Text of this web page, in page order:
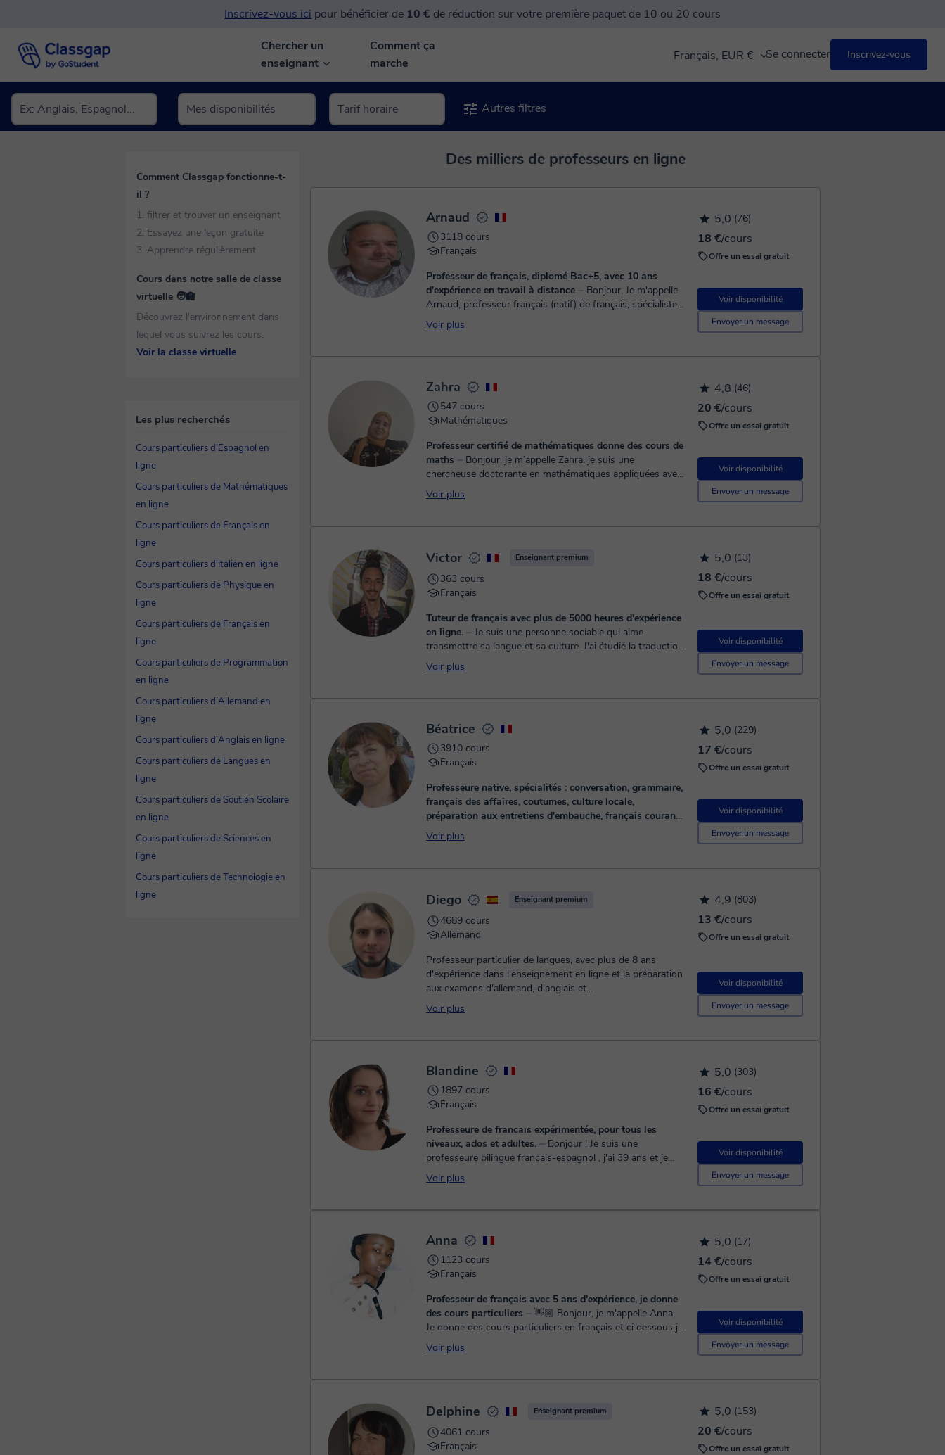
Inscrivez-vous ici pour bénéficier de 10 € de réduction sur votre première paquet de 10 ou 20 cours
Chercher un
enseignant
Comment ça
marche
Français, EUR € Se connecter Inscrivez-vous
Autres filtres
Des milliers de professeurs en ligne
5,0 (76)
18 €/cours
Offre un essai gratuit
Voir disponibilité
Envoyer un message
Arnaud
3118 cours
Français
Professeur de français, diplomé Bac+5, avec 10 ans
d'expérience en travail à distance ⏤ Bonjour, Je m'appelle
Arnaud, professeur français (natif) de français, spécialiste
en préparation aux examens DELF et DALF ainsi qu'aux
concours et e...
Voir plus
4,8 (46)
20 €/cours
Offre un essai gratuit
Voir disponibilité
Envoyer un message
Zahra
547 cours
Mathématiques
Professeur certifié de mathématiques donne des cours de
maths ⏤ Bonjour, je m’appelle Zahra, je suis une
chercheuse doctorante en mathématiques appliquées avec
une vaste expérience. Je vous propose des cours perso...
Voir plus
5,0 (13)
18 €/cours
Offre un essai gratuit
Voir disponibilité
Envoyer un message
Victor Enseignant premium
363 cours
Français
Tuteur de français avec plus de 5000 heures d'expérience
en ligne. ⏤ Je suis une personne sociable qui aime
transmettre sa langue et sa culture. J'ai étudié la traduction
à l'université de Pau, avec des traducteurs de ...
Voir plus
5,0 (229)
17 €/cours
Offre un essai gratuit
Voir disponibilité
Envoyer un message
Béatrice
3910 cours
Français
Professeure native, spécialités : conversation, grammaire,
français des affaires, coutumes, culture locale,
préparation aux entretiens d'embauche, français courant,
français familier, phonétique, rédaction, compréhension
écrite, vocabulaire et préparation aux examens. À bientôt
rapport à son niveau, et ses ambitions. Mes cours sont
Voir plus
4,9 (803)
13 €/cours
Offre un essai gratuit
Voir disponibilité
Envoyer un message
Diego Enseignant premium
4689 cours
Allemand
Professeur particulier de langues, avec plus de 8 ans
d'expérience dans l'enseignement en ligne et la préparation
aux examens d'allemand, d'anglais et...
Voir plus
5,0 (303)
16 €/cours
Offre un essai gratuit
Voir disponibilité
Envoyer un message
Blandine
1897 cours
Français
Professeure de francais expérimentée, pour tous les
niveaux, ados et adultes. ⏤ Bonjour ! Je suis une
professeure bilingue francais-espagnol , j'ai 39 ans et je
compte 15 ans d'expérience dans l'enseignement du
francais au Mexiqu...
Voir plus
5,0 (17)
14 €/cours
Offre un essai gratuit
Voir disponibilité
Envoyer un message
Anna
1123 cours
Français
Professeur de français avec 5 ans d'expérience, je donne
des cours particuliers ⏤ 👋🏼 Bonjour, je m'appelle Anna,
Je donne des cours particuliers en français et ci dessous je
Voir plus
5,0 (153)
20 €/cours
Offre un essai gratuit
Delphine Enseignant premium
4061 cours
Français
Comment Classgap fonctionne-t-
il ?
1. filtrer et trouver un enseignant
2. Essayez une leçon gratuite
3. Apprendre régulièrement
Cours dans notre salle de classe
virtuelle 🧑‍🏫
Découvrez l'environnement dans
lequel vous suivrez les cours.
Voir la classe virtuelle
Les plus recherchés
Cours particuliers d'Espagnol en
ligne
Cours particuliers de Mathématiques
en ligne
Cours particuliers de Français en
ligne
Cours particuliers d'Italien en ligne
Cours particuliers de Physique en
ligne
Cours particuliers de Français en
ligne
Cours particuliers de Programmation
en ligne
Cours particuliers d'Allemand en
ligne
Cours particuliers d'Anglais en ligne
Cours particuliers de Langues en
ligne
Cours particuliers de Soutien Scolaire
en ligne
Cours particuliers de Sciences en
ligne
Cours particuliers de Technologie en
ligne